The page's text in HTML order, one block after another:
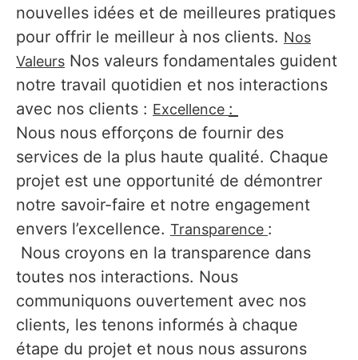
nouvelles idées et de meilleures pratiques
pour offrir le meilleur à nos clients. Nos
Valeurs Nos valeurs fondamentales guident
notre travail quotidien et nos interactions
avec nos clients : Excellence :
Nous nous efforçons de fournir des
services de la plus haute qualité. Chaque
projet est une opportunité de démontrer
notre savoir-faire et notre engagement
envers l’excellence. Transparence :
Nous croyons en la transparence dans
toutes nos interactions. Nous
communiquons ouvertement avec nos
clients, les tenons informés à chaque
étape du projet et nous nous assurons